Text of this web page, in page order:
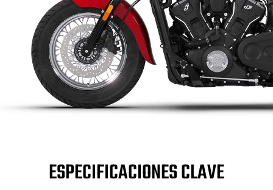
ESPECIFICACIONES CLAVE